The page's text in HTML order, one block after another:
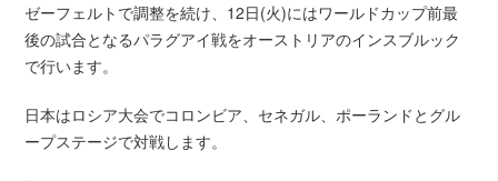
ゼーフェルトで調整を続け、12日(火)にはワールドカップ前最
後の試合となるパラグアイ戦をオーストリアのインスブルック
で行います。
日本はロシア大会でコロンビア、セネガル、ポーランドとグル
ープステージで対戦します。